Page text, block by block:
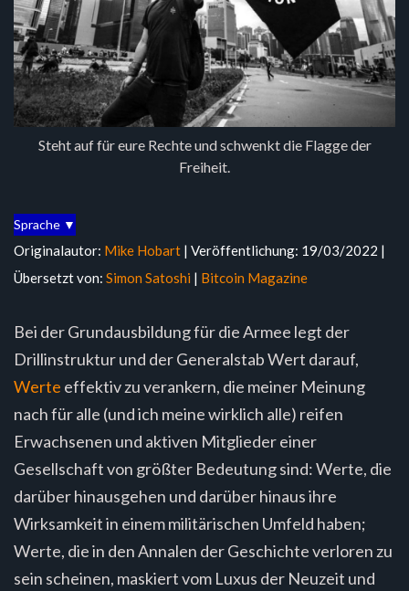
Steht auf für eure Rechte und schwenkt die Flagge der
Freiheit.
Sprache ▼
Originalautor: Mike Hobart | Veröffentlichung: 19/03/2022 |
Übersetzt von: Simon Satoshi | Bitcoin Magazine
Bei der Grundausbildung für die Armee legt der
Drillinstruktur und der Generalstab Wert darauf,
Werte effektiv zu verankern, die meiner Meinung
nach für alle (und ich meine wirklich alle) reifen
Erwachsenen und aktiven Mitglieder einer
Gesellschaft von größter Bedeutung sind: Werte, die
darüber hinausgehen und darüber hinaus ihre
Wirksamkeit in einem militärischen Umfeld haben;
Werte, die in den Annalen der Geschichte verloren zu
sein scheinen, maskiert vom Luxus der Neuzeit und